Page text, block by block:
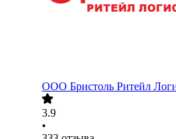
ООО Бристоль Ритейл
3.9
•